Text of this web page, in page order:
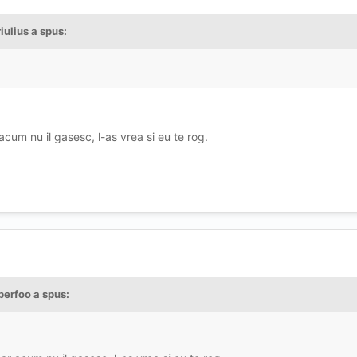
a spus:
nu il gasesc, l-as vrea si eu te rog.
a spus: